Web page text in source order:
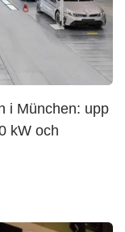
i München: upp
kW och